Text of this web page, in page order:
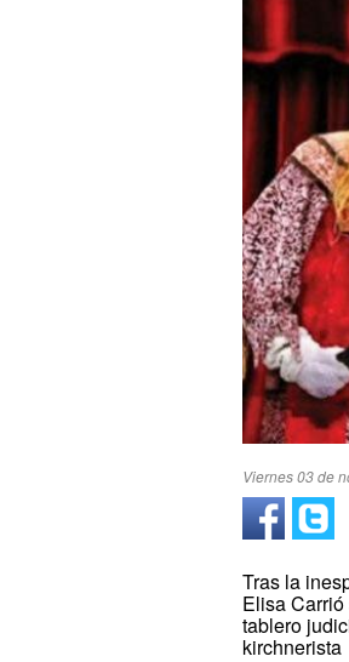
Viernes 03 de
Tras la
Elisa
tablero
kirchnerista